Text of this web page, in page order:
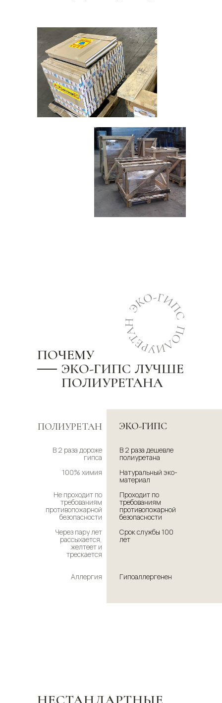
ЭКО-ГИПС ЛУЧШЕ
ПОЛИУРЕТАНА
ЭКО-ГИПС
ПОЛИУРЕТАН
ПОЧЕМУ
В 2 раза дороже
гипса
100% химия
Не проходит по
требованиям
противопожарной
безопасности
Через пару лет
рассыхается,
желтеет и
трескается
Аллергия
В 2 раза дешевле
полиуретана
Натуральный эко-
материал
Проходит по
требованиям
противопожарной
безопасности
Срок службы 100
лет
Гипоаллергенен